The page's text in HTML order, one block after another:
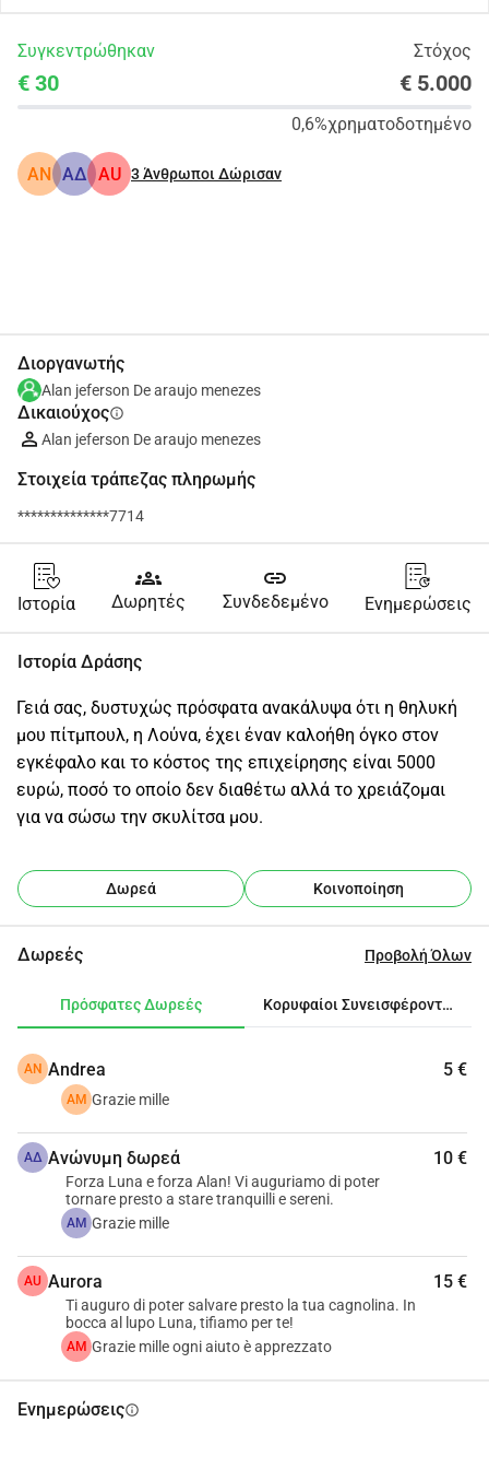
Συγκεντρώθηκαν Στόχος
€ 30 € 5.000
0,6%χρηματοδοτημένο
AN ΑΔ AU 3Άνθρωποι Δώρισαν
Διοργανωτής
Alan jeferson De araujo menezes
Δικαιούχοςinfo
Alan jeferson De araujo menezes
Στοιχεία τράπεζας πληρωμής
**************7714
Ιστορία
groups
Δωρητές
link
Συνδεδεμένο Ενημερώσεις
Ιστορία Δράσης
Γειά σας, δυστυχώς πρόσφατα ανακάλυψα ότι η θηλυκή
μου πίτμπουλ, η Λούνα, έχει έναν καλοήθη όγκο στον
εγκέφαλο και το κόστος της επιχείρησης είναι 5000
ευρώ, ποσό το οποίο δεν διαθέτω αλλά το χρειάζομαι
για να σώσω την σκυλίτσα μου.
Δωρεά Κοινοποίηση
Δωρεές Προβολή Όλων
Πρόσφατες Δωρεές Κορυφαίοι Συνεισφέροντες
AN Andrea 5 €
AM Grazie mille
ΑΔ Ανώνυμη δωρεά 10 €
Forza Luna e forza Alan! Vi auguriamo di poter
tornare presto a stare tranquilli e sereni.
AM Grazie mille
AU Aurora 15 €
Ti auguro di poter salvare presto la tua cagnolina. In
bocca al lupo Luna, tifiamo per te!
AM Grazie mille ogni aiuto è apprezzato
Ενημερώσειςinfo